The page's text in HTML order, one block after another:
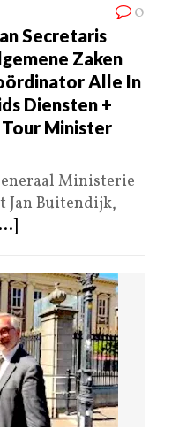
0
Secretaris
Zaken
Alle In
Diensten +
Minister
Ministerie
Jan Buitendijk,